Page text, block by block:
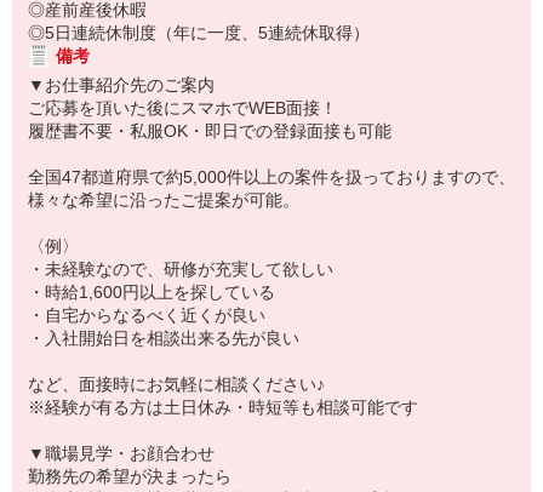
◎産前産後休暇
◎5日連続休制度（年に一度、5連続休取得）
備考
▼お仕事紹介先のご案内
ご応募を頂いた後にスマホでWEB面接！
履歴書不要・私服OK・即日での登録面接も可能
全国47都道府県で約5,000件以上の案件を扱っておりますので、
様々な希望に沿ったご提案が可能。
〈例〉
・未経験なので、研修が充実して欲しい
・時給1,600円以上を探している
・自宅からなるべく近くが良い
・入社開始日を相談出来る先が良い
など、面接時にお気軽に相談ください♪
※経験が有る方は土日休み・時短等も相談可能です
▼職場見学・お顔合わせ
勤務先の希望が決まったら